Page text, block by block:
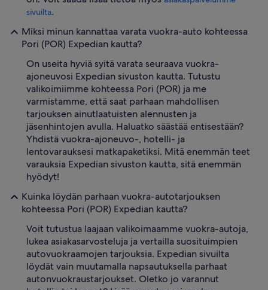
sivuilta.
Miksi minun kannattaa varata vuokra-auto kohteessa
Pori (POR) Expedian kautta?
On useita hyviä syitä varata seuraava vuokra-
ajoneuvosi Expedian sivuston kautta. Tutustu
valikoimiimme kohteessa Pori (POR) ja me
varmistamme, että saat parhaan mahdollisen
tarjouksen ainutlaatuisten alennusten ja
jäsenhintojen avulla. Haluatko säästää entisestään?
Yhdistä vuokra-ajoneuvo-, hotelli- ja
lentovarauksesi matkapaketiksi. Mitä enemmän teet
varauksia Expedian sivuston kautta, sitä enemmän
hyödyt!
Kuinka löydän parhaan vuokra-autotarjouksen
kohteessa Pori (POR) Expedian kautta?
Voit tutustua laajaan valikoimaamme vuokra-autoja,
lukea asiakasarvosteluja ja vertailla suosituimpien
autovuokraamojen tarjouksia. Expedian sivuilta
löydät vain muutamalla napsautuksella parhaat
autonvuokraustarjoukset. Oletko jo varannut